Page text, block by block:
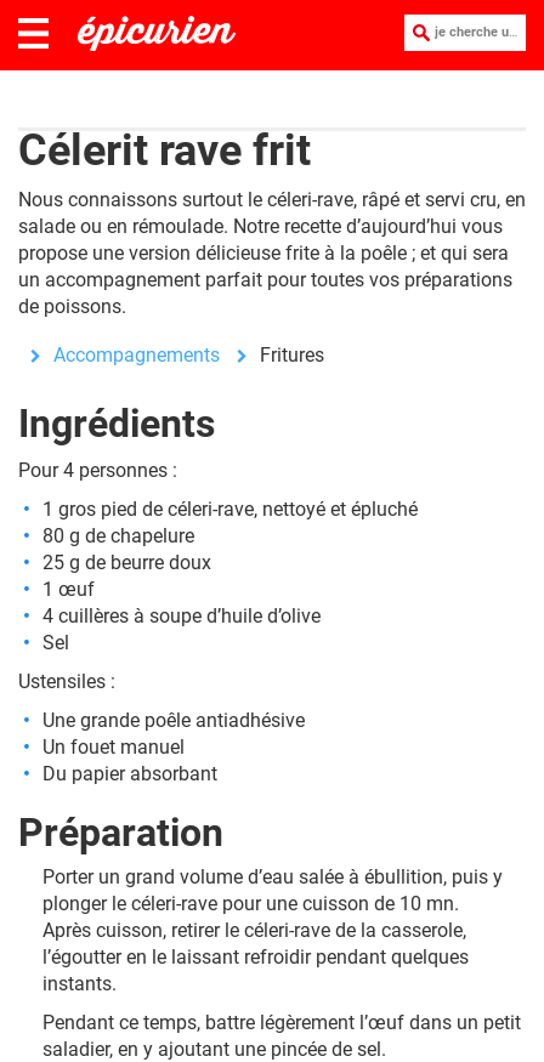
je cherche une recette :
Célerit rave frit
Nous connaissons surtout le céleri-rave, râpé et servi cru, en
salade ou en rémoulade. Notre recette d’aujourd’hui vous
propose une version délicieuse frite à la poêle ; et qui sera
un accompagnement parfait pour toutes vos préparations
de poissons.
Accompagnements Fritures
Ingrédients
Pour 4 personnes :
1 gros pied de céleri-rave, nettoyé et épluché
80 g de chapelure
25 g de beurre doux
1 œuf
4 cuillères à soupe d’huile d’olive
Sel
Ustensiles :
Une grande poêle antiadhésive
Un fouet manuel
Du papier absorbant
Préparation
Porter un grand volume d’eau salée à ébullition, puis y
plonger le céleri-rave pour une cuisson de 10 mn.
Après cuisson, retirer le céleri-rave de la casserole,
l’égoutter en le laissant refroidir pendant quelques
instants.
Pendant ce temps, battre légèrement l’œuf dans un petit
saladier, en y ajoutant une pincée de sel.